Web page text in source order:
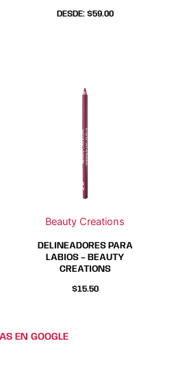
la
DESDE: $59.00la
Beauty Creations
Este
múltiples
variantes.
pueden
elegir
en
la
página
DELINEADORES PARA
LABIOS – BEAUTY
CREATIONS
$15.50
pueden
elegir
en
la
página
EN GOOGLE